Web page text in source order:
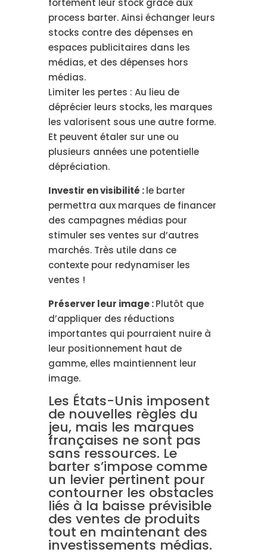
process barter. Ainsi échanger leurs
stocks contre des dépenses en
espaces publicitaires dans les
médias, et des dépenses hors
médias.
Limiter les pertes : Au lieu de
déprécier leurs stocks, les marques
les valorisent sous une autre forme.
Et peuvent étaler sur une ou
plusieurs années une potentielle
dépréciation.
Investir en visibilité :le barter
permettra aux marques de financer
des campagnes médias pour
stimuler ses ventes sur d’autres
marchés. Très utile dans ce
contexte pour redynamiser les
ventes !
Préserver leur image :Plutôt que
d’appliquer des réductions
importantes qui pourraient nuire à
leur positionnement haut de
gamme, elles maintiennent leur
image.
Les États-Unis imposent
de nouvelles règles du
jeu, mais les marques
françaises ne sont pas
sans ressources. Le
barter s’impose comme
un levier pertinent pour
contourner les obstacles
liés à la baisse prévisible
des ventes de produits
tout en maintenant des
investissements médias.